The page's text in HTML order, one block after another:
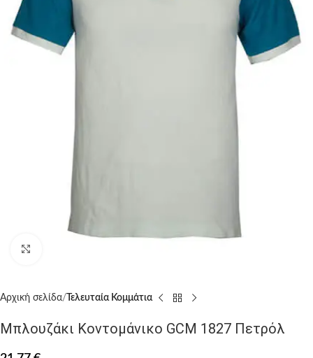
Αρχική σελίδα Τελευταία Κομμάτια
Μπλουζάκι Κοντομάνικο GCM 1827 Πετρόλ